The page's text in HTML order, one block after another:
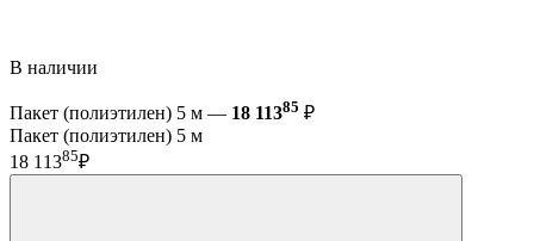
В наличии
Пакет (полиэтилен) 5 м — 18 11385 ₽
Пакет (полиэтилен) 5 м
18 11385₽